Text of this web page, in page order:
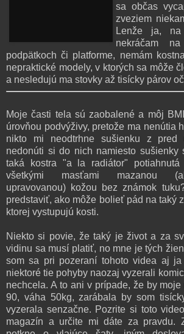
sa občas
zveziem
Lenže ja,
nekráčam
podpätkoch či platforme, nemám
nepraktické modely, v ktorých sa môže
a nesledujú ma stovky až tisícky párov
Moje časti tela sú zaobalené a môj
úrovňou podvýživy, pretože ma nenútia
nikto mi neodtrhne sušienku z
nedonúti si do nich namiesto sušienky
taká kostra "a la radiátor"
všetkými masťami mazanou
upravovanou) kožou bez známok
predstaviť, ako môže bolieť pád na taký
ktorej vystupujú kosti.
Niekto si povie, že taký je život a za
vidinu sa musí platiť, no mne je tých
som sa pri pozeraní tohoto videa aj ja
niektoré tie pohyby naozaj vyzerali
nechcela. A to ani v prípade, že by
90, váha 50kg, zarábala by som
vyzerala senzačne. Pozrite si toto
magazín a určite mi dáte za pravdu.